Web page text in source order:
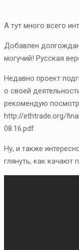
А тут много всего
Добавлен
могучий! Русская
Недавно проект
о своей
рекомендую
http://ethtrade.org/
08.16.pdf
Ну, и также
глянуть, как качают